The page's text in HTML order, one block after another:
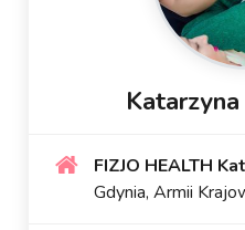
FIZJO HEALTH
Gdynia, Armii